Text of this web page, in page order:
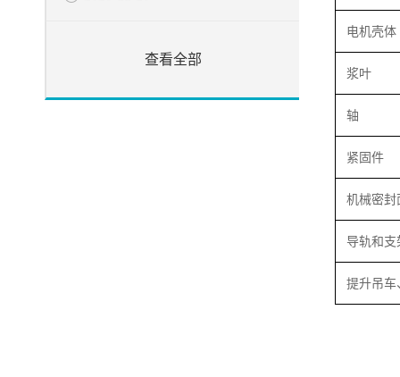
查看全部
电机壳体
浆叶
轴
紧固件
机械密封
导轨和支
提升吊车